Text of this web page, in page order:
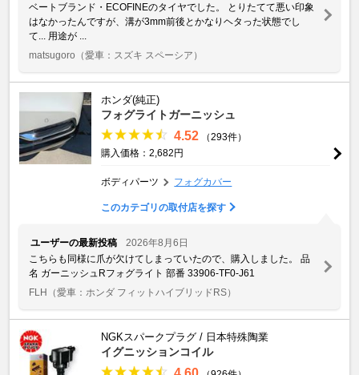
ベートブランド・ECOFINEのタイヤでした。 とりたてて悪い印象
はなかったんですが、溝が3mm前後とかなりヘタった状態でし
て... 用途が ...
matsugoro （愛車：スズキ スペーシア）
ホンダ(純正)
フォグライトガーニッシュ
4.52
（293件）
購入価格：2,682円
ボディパーツ フォグカバー
このカテゴリの取付店を探す
ユーザーの最新投稿
2026年8月6日
こちらも同様に爪が欠けてしまっていたので、購入しました。 品
名 ガーニッシュRフォグライト 部番 33906-TF0-J61
FLH （愛車：ホンダ フィットハイブリッドRS）
NGKスパークプラグ / 日本特殊陶業
イグニッションコイル